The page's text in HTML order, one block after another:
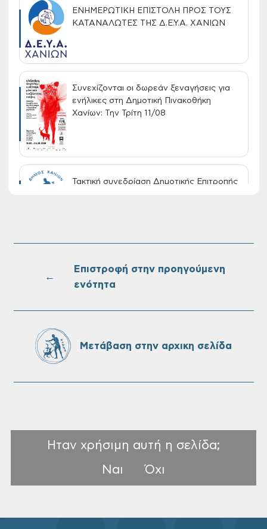
ΕΝΗΜΕΡΩΤΙΚΗ ΕΠΙΣΤΟΛΗ ΠΡΟΣ ΤΟΥΣ
ΚΑΤΑΝΑΛΩΤΕΣ ΤΗΣ Δ.Ε.Υ.Α. ΧΑΝΙΩΝ
Συνεχίζονται οι δωρεάν ξεναγήσεις για
ενήλικες στη Δημοτική Πινακοθήκη
Χανίων: Την Τρίτη 11/08
Τακτική συνεδρίαση Δημοτικής Επιτροπής
Επαναλειτουργία του συστήματος
Ονουφρίου
Πίνακες Κατάταξης & Βαθμολογίας,
Δήμου Χανίων
←
Επιστροφή στην προηγούμενη
ενότητα
Μετάβαση στην αρχικη σελίδα
Ηταν χρήσιμη αυτή η σελίδα;
Ναι
Όχι